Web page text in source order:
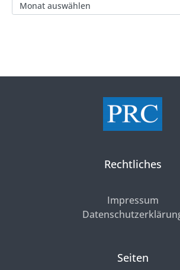
Rechtliches
Impressum
Seiten